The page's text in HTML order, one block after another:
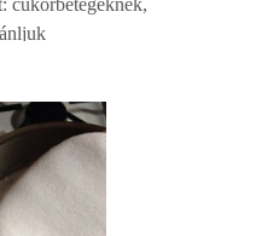
cukorbetegeknek,